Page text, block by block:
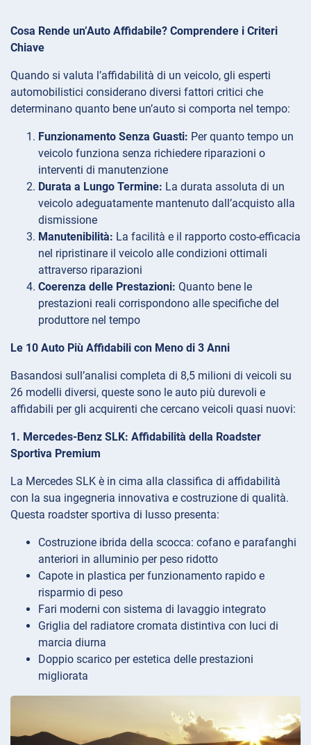
Cosa Rende un’Auto Affidabile? Comprendere i Criteri
Chiave
Quando si valuta l’affidabilità di un veicolo, gli esperti
automobilistici considerano diversi fattori critici che
determinano quanto bene un’auto si comporta nel tempo:
Funzionamento Senza Guasti: Per quanto tempo un
veicolo funziona senza richiedere riparazioni o
interventi di manutenzione
Durata a Lungo Termine: La durata assoluta di un
veicolo adeguatamente mantenuto dall’acquisto alla
dismissione
Manutenibilità: La facilità e il rapporto costo-efficacia
nel ripristinare il veicolo alle condizioni ottimali
attraverso riparazioni
Coerenza delle Prestazioni: Quanto bene le
prestazioni reali corrispondono alle specifiche del
produttore nel tempo
Le 10 Auto Più Affidabili con Meno di 3 Anni
Basandosi sull’analisi completa di 8,5 milioni di veicoli su
26 modelli diversi, queste sono le auto più durevoli e
affidabili per gli acquirenti che cercano veicoli quasi nuovi:
1. Mercedes-Benz SLK: Affidabilità della Roadster
Sportiva Premium
La Mercedes SLK è in cima alla classifica di affidabilità
con la sua ingegneria innovativa e costruzione di qualità.
Questa roadster sportiva di lusso presenta:
Costruzione ibrida della scocca: cofano e parafanghi
anteriori in alluminio per peso ridotto
Capote in plastica per funzionamento rapido e
risparmio di peso
Fari moderni con sistema di lavaggio integrato
Griglia del radiatore cromata distintiva con luci di
marcia diurna
Doppio scarico per estetica delle prestazioni
migliorata